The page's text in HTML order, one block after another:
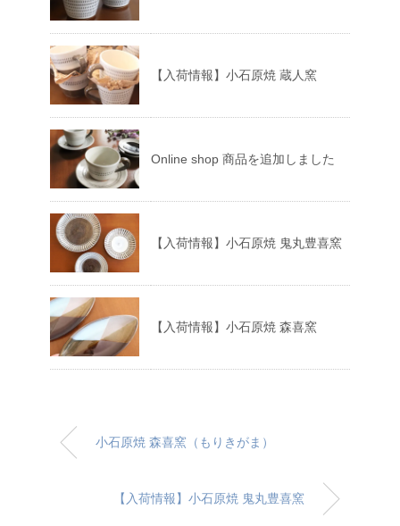
【入荷情報】小石原焼 蔵人窯
Online shop 商品を追加しました
【入荷情報】小石原焼 鬼丸豊喜窯
【入荷情報】小石原焼 森喜窯
小石原焼 森喜窯（もりきがま）
【入荷情報】小石原焼 鬼丸豊喜窯